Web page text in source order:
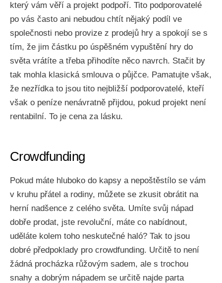
který vám věří a projekt podpoří. Tito podporovatelé
po vás často ani nebudou chtít nějaký podíl ve
společnosti nebo provize z prodejů hry a spokojí se s
tím, že jim částku po úspěšném vypuštění hry do
světa vrátíte a třeba přihodíte něco navrch. Stačit by
tak mohla klasická smlouva o půjčce. Pamatujte však,
že nezřídka to jsou tito nejbližší podporovatelé, kteří
však o peníze nenávratně přijdou, pokud projekt není
rentabilní. To je cena za lásku.
Crowdfunding
Pokud máte hluboko do kapsy a nepoštěstílo se vám
v kruhu přátel a rodiny, můžete se zkusit obrátit na
herní nadšence z celého světa. Umíte svůj nápad
dobře prodat, jste revoluční, máte co nabídnout,
uděláte kolem toho neskutečné haló? Tak to jsou
dobré předpoklady pro crowdfunding. Určitě to není
žádná procházka růžovým sadem, ale s trochou
snahy a dobrým nápadem se určitě najde parta